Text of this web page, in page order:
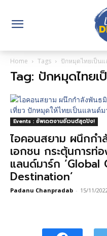
Home Tags ปักหมุดไทยเป็นแ
Tag: ปักหมุดไทยเ
Events : อัพเดตงานอีเวนต์สุดปัง!
ไอคอนสยาม ผนึกก
เอกชน กระตุ้นการท่
แลนด์มาร์ก
Destination’
Padanu Chanpradab - 15/11/